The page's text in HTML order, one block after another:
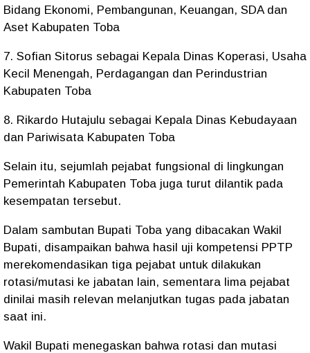
Bidang Ekonomi, Pembangunan, Keuangan, SDA dan
Aset Kabupaten Toba
7. Sofian Sitorus sebagai Kepala Dinas Koperasi, Usaha
Kecil Menengah, Perdagangan dan Perindustrian
Kabupaten Toba
8. Rikardo Hutajulu sebagai Kepala Dinas Kebudayaan
dan Pariwisata Kabupaten Toba
Selain itu, sejumlah pejabat fungsional di lingkungan
Pemerintah Kabupaten Toba juga turut dilantik pada
kesempatan tersebut.
Dalam sambutan Bupati Toba yang dibacakan Wakil
Bupati, disampaikan bahwa hasil uji kompetensi PPTP
merekomendasikan tiga pejabat untuk dilakukan
rotasi/mutasi ke jabatan lain, sementara lima pejabat
dinilai masih relevan melanjutkan tugas pada jabatan
saat ini.
Wakil Bupati menegaskan bahwa rotasi dan mutasi